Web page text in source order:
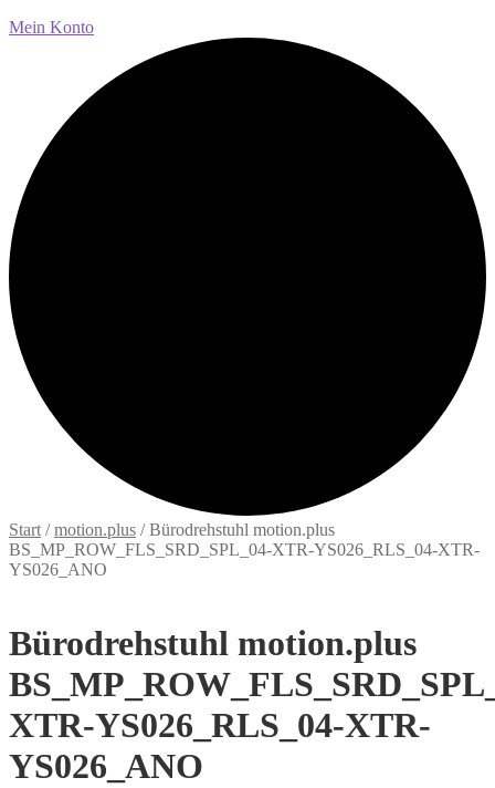
Mein Konto
Start /motion.plus /Bürodrehstuhl motion.plus
BS_MP_ROW_FLS_SRD_SPL_04-XTR-YS026_RLS_04-XTR-
YS026_ANO
Bürodrehstuhl motion.plus
XTR-YS026_RLS_04-XTR-
YS026_ANO